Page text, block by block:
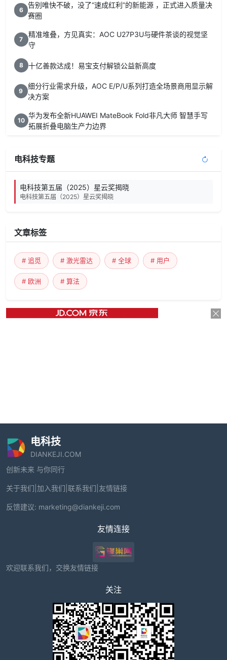
6
告别唯快不破，没了“速成红利”的新能源 ，正式进入质量决
赛圈
7
精准堆叠，方见真实：AOC U27P3U与硬件茶谈的视觉坚
守
8 十亿善款达成！易宝支付解锁公益新高度
9
细分行业需求升级，AOC E/P/U系列打造全场景商用显示解
决方案
10
华为发布全新HUAWEI MateBook Fold非凡大师 智慧手写
拓展折叠电脑生产力边界
电科技专题
电科技第五届（2025）星云奖揭晓
电科技第五届（2025）星云奖揭晓
文章标签
# 追觅 # 激光雷达 # 全球 # 用户
# 欧洲 # 算法
电科技
DIANKEJI.COM
创新未来 与你同行
关于我们 加入我们 联系我们 友情链接
反馈建议: marketing@diankeji.com
友情连接
欢迎联系我们，交换友情链接
关注